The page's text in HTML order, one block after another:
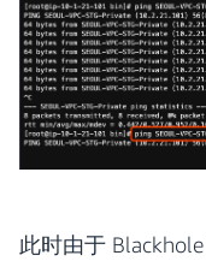
此时由于 Blackhole